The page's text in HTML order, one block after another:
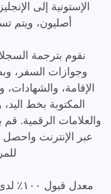
الإستونية إلى
أصليون، ويتم
نقوم بترجمة
وجوازات السفر،
الإقامة، والشهادات،
المكتوبة بخط اليد،
والعلامات الرقمية.
عبر الإنترنت
معدل